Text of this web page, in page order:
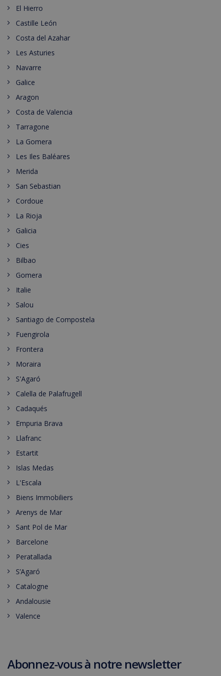
El Hierro
Castille León
Costa del Azahar
Les Asturies
Navarre
Galice
Aragon
Costa de Valencia
Tarragone
La Gomera
Les Iles Baléares
Merida
San Sebastian
Cordoue
La Rioja
Galicia
Cies
Bilbao
Gomera
Italie
Salou
Santiago de Compostela
Fuengirola
Frontera
Moraira
S'Agaró
Calella de Palafrugell
Cadaqués
Empuria Brava
Llafranc
Estartit
Islas Medas
L'Escala
Biens Immobiliers
Arenys de Mar
Sant Pol de Mar
Barcelone
Peratallada
S’Agaró
Catalogne
Andalousie
Valence
Abonnez-vous à notre newsletter